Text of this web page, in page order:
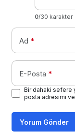
0/30 karakter
Ad *
E-Posta *
Bir dahaki sefere
posta adresimi
Yorum Gönder